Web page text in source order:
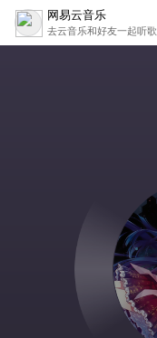
网易云音乐
去云音乐和好友一起听歌